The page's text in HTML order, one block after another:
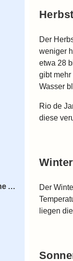
Niederländische Antillen
Herbst
Der
weniger
etwa 28
gibt
Wasser
Rio de
diese
Winter
Der
liegen